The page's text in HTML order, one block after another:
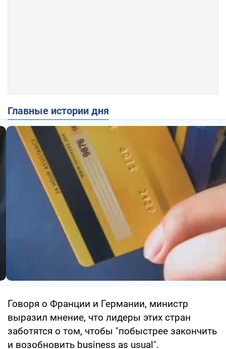
Главные истории дня
Говоря о Франции и Германии, министр
выразил мнение, что лидеры этих стран
заботятся о том, чтобы "побыстрее закончить
и возобновить business as usual".